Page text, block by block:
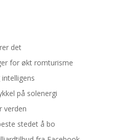
det
for økt romturisme
på solenergi
verden
stedet å bo